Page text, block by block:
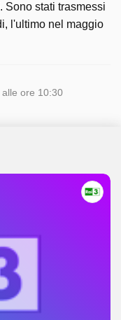
Sono stati trasmessi
l'ultimo nel maggio
ore 10:30